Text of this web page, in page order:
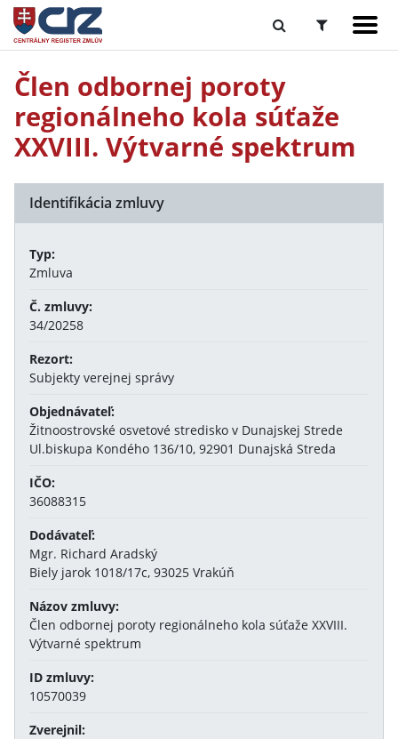
Člen odbornej poroty
regionálneho kola súťaže
XXVIII. Výtvarné spektrum
Identifikácia zmluvy
Typ:
Zmluva
Č. zmluvy:
34/20258
Rezort:
Subjekty verejnej správy
Objednávateľ:
Žitnoostrovské osvetové stredisko v Dunajskej Strede
Ul.biskupa Kondého 136/10, 92901 Dunajská Streda
IČO:
36088315
Dodávateľ:
Mgr. Richard Aradský
Biely jarok 1018/17c, 93025 Vrakúň
Názov zmluvy:
Člen odbornej poroty regionálneho kola súťaže XXVIII.
Výtvarné spektrum
ID zmluvy:
10570039
Zverejnil: